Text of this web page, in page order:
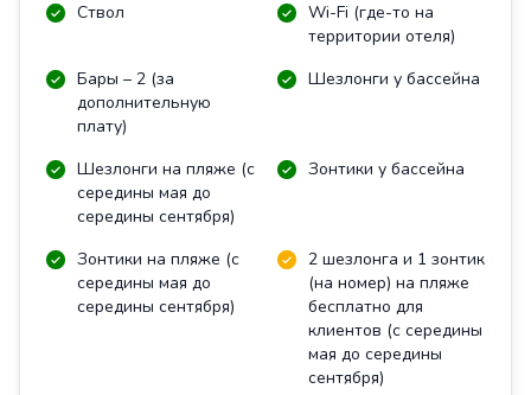
Ствол
Wi-Fi (где-то на
территории отеля)
Бары – 2 (за
дополнительную
плату)
Шезлонги у бассейна
Шезлонги на пляже (с
середины мая до
середины сентября)
Зонтики у бассейна
Зонтики на пляже (с
середины мая до
середины сентября)
2 шезлонга и 1 зонтик
(на номер) на пляже
бесплатно для
клиентов (с середины
мая до середины
сентября)